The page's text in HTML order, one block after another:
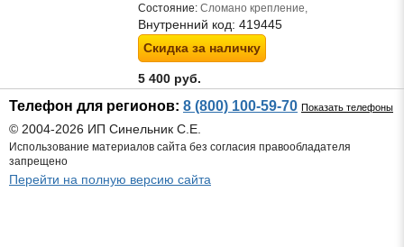
Состояние: Сломано крепление,
Внутренний код: 419445
Скидка за наличку
5 400 руб.
Телефон для регионов: 8 (800) 100-59-70 Показать телефоны
© 2004-2026 ИП Синельник С.Е.
Использование материалов сайта без согласия правообладателя
запрещено
Перейти на полную версию сайта